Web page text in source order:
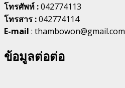
โทรศัพท์ :042774113
โทรสาร :042774114
E-mail : thambowon@gmail.com
ข้อมูลต่อต่อ